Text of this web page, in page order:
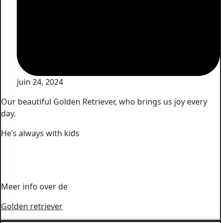
juin 24, 2024
Our beautiful Golden Retriever, who brings us joy every
day.
He’s always with kids
Meer info over de
Golden retriever